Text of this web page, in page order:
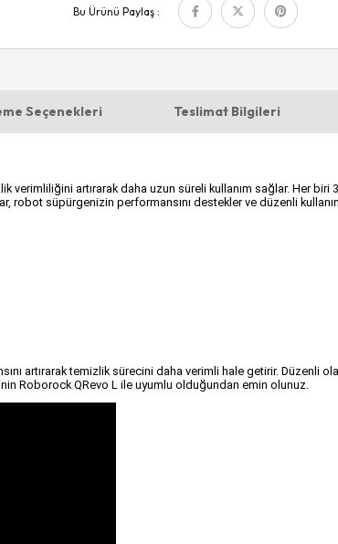
Bu Ürünü Paylaş :
Seçenekleri Teslimat Bilgileri
artırarak daha uzun süreli kullanım sağlar. Her
robot süpürgenizin performansını destekler ve düzenli
artırarak temizlik sürecini daha verimli hale getirir. Düzenli
Roborock QRevo L ile uyumlu olduğundan emin olunuz.